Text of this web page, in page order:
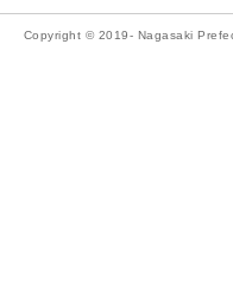
Copyright © 2019- Nagasaki